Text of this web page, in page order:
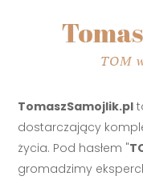
TomaszSamojlik.pl
dostarczający
życia. Pod hasłem "
gromadzimy